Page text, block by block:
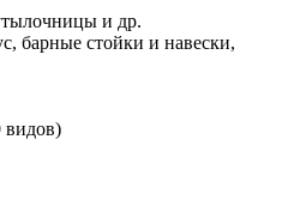
и др.
барные стойки и навески,
видов)